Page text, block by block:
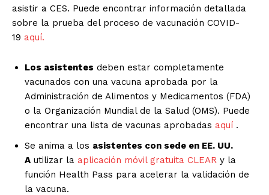
asistir a CES. Puede encontrar información detallada
sobre la prueba del proceso de vacunación COVID-
19 aquí.
Los asistentes deben estar completamente
vacunados con una vacuna aprobada por la
Administración de Alimentos y Medicamentos (FDA)
o la Organización Mundial de la Salud (OMS). Puede
encontrar una lista de vacunas aprobadas aquí .
Se anima a los asistentes con sede en EE. UU.
A utilizar la aplicación móvil gratuita CLEAR y la
función Health Pass para acelerar la validación de
la vacuna.